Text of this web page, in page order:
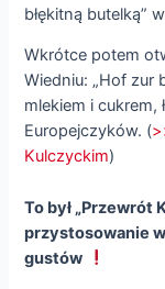
błękitną butelką”
Wkrótce potem
Wiedniu: „Hof zur
mlekiem i cukrem,
Europejczyków. (
Kulczyckim)
To był „Przewrót
przystosowanie
gustów